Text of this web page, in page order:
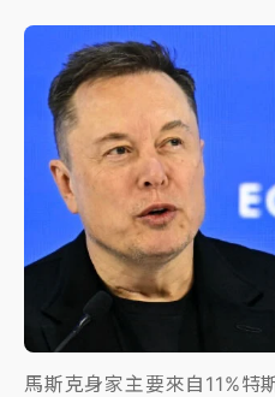
馬斯克身家主要來自11%特